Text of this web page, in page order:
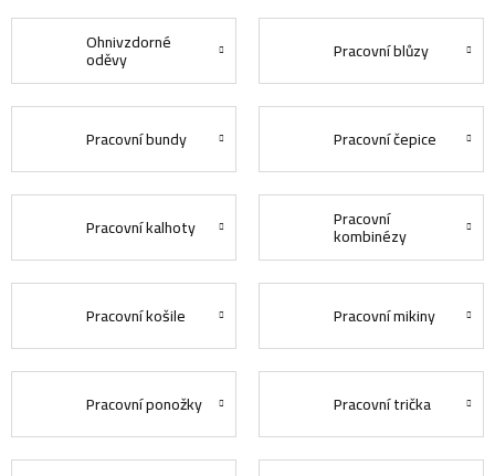
Ohnivzdorné
oděvy Pracovní blůzy
Pracovní bundy Pracovní čepice
Pracovní kalhoty Pracovní
kombinézy
Pracovní košile Pracovní mikiny
Pracovní ponožky Pracovní trička